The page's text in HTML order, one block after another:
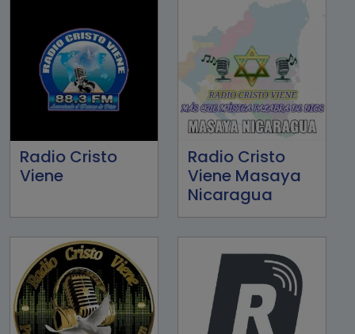
Radio Cristo
Viene
Radio Cristo
Viene Masaya
Nicaragua